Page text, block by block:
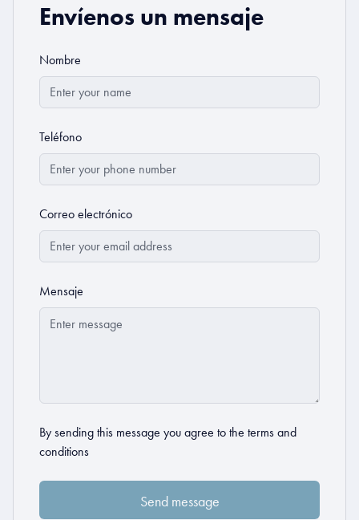
Envíenos un mensaje
Nombre
Teléfono
Correo electrónico
Mensaje
By sending this message you agree to the terms and
conditions